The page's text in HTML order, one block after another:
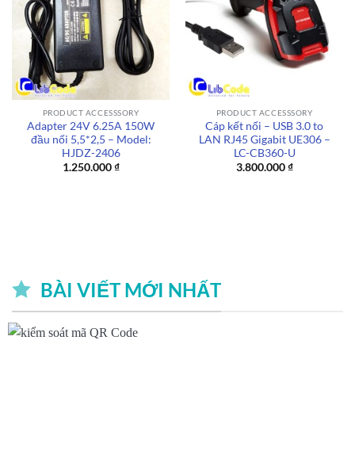
PRODUCT ACCESSSORY
Adapter 24V 6.25A 150W
đầu nối 5,5*2,5 – Model:
HJDZ-2406
1.250.000₫
PRODUCT ACCESSSORY
Cáp kết nối – USB 3.0 to
LAN RJ45 Gigabit UE306 –
LC-CB360-U
3.800.000₫
BÀI VIẾT MỚI NHẤT